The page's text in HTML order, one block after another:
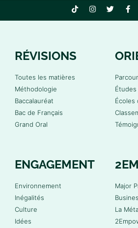
RÉVISIONS
Toutes les matières
Méthodologie
Baccalauréat
Bac de Français
Grand Oral
Écoles
ENGAGEMENT
Environnement
Inégalités
Culture
Idées
Major
La